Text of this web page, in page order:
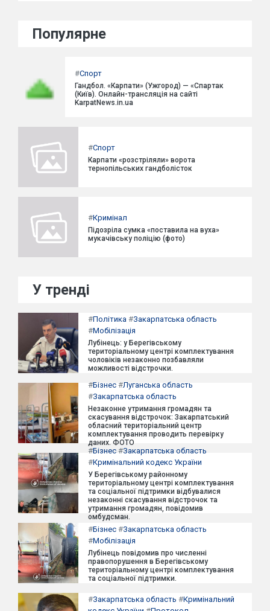
Популярне
#Спорт
Гандбол. «Карпати» (Ужгород) — «Спартак
(Київ). Онлайн-трансляція на сайті
KarpatNews.in.ua
#Спорт
Карпати «розстріляли» ворота
тернопільських гандболісток
#Кримінал
Підозріла сумка «поставила на вуха»
мукачівську поліцію (фото)
У тренді
#Політика #Закарпатська область
#Мобілізація
Лубінець: у Берегівському
територіальному центрі комплектування
чоловіків незаконно позбавляли
можливості відстрочки.
#Бізнес #Луганська область
#Закарпатська область
Незаконне утримання громадян та
скасування відстрочок: Закарпатський
обласний територіальний центр
комплектування проводить перевірку
даних. ФОТО
#Бізнес #Закарпатська область
#Кримінальний кодекс України
У Берегівському районному
територіальному центрі комплектування
та соціальної підтримки відбувалися
незаконні скасування відстрочок та
утримання громадян, повідомив
омбудсман.
#Бізнес #Закарпатська область
#Мобілізація
Лубінець повідомив про численні
правопорушення в Берегівському
територіальному центрі комплектування
та соціальної підтримки.
#Закарпатська область #Кримінальний